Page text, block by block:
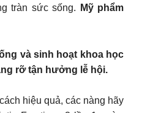
tràn sức sống.
Mỹ phẩm
và sinh hoạt khoa học
rỡ tận hưởng lễ hội.
hiệu quả, các nàng hãy